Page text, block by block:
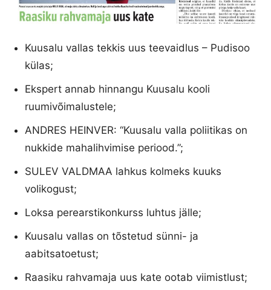
Kuusalu vallas tekkis uus teevaidlus – Pudisoo
külas;
Ekspert annab hinnangu Kuusalu kooli
ruumivõimalustele;
ANDRES HEINVER: “Kuusalu valla poliitikas on
nukkide mahalihvimise periood.”;
SULEV VALDMAA lahkus kolmeks kuuks
volikogust;
Loksa perearstikonkurss luhtus jälle;
Kuusalu vallas on tõstetud sünni- ja
aabitsatoetust;
Raasiku rahvamaja uus kate ootab viimistlust;